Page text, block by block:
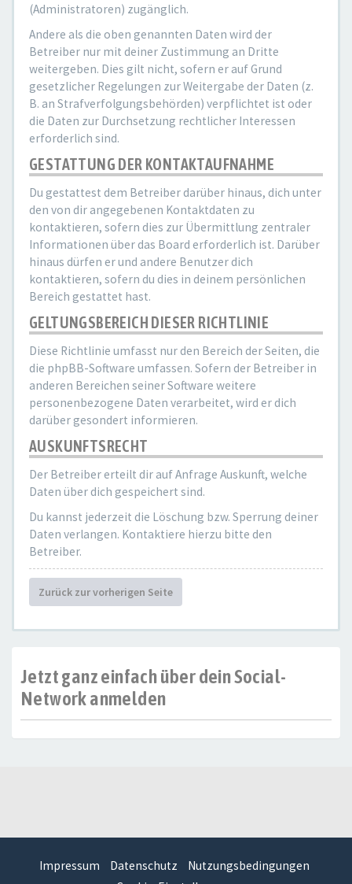
(Administratoren) zugänglich.
Andere als die oben genannten Daten wird der
Betreiber nur mit deiner Zustimmung an Dritte
weitergeben. Dies gilt nicht, sofern er auf Grund
gesetzlicher Regelungen zur Weitergabe der Daten (z.
B. an Strafverfolgungsbehörden) verpflichtet ist oder
die Daten zur Durchsetzung rechtlicher Interessen
erforderlich sind.
GESTATTUNG DER KONTAKTAUFNAHME
Du gestattest dem Betreiber darüber hinaus, dich unter
den von dir angegebenen Kontaktdaten zu
kontaktieren, sofern dies zur Übermittlung zentraler
Informationen über das Board erforderlich ist. Darüber
hinaus dürfen er und andere Benutzer dich
kontaktieren, sofern du dies in deinem persönlichen
Bereich gestattet hast.
GELTUNGSBEREICH DIESER RICHTLINIE
Diese Richtlinie umfasst nur den Bereich der Seiten, die
die phpBB-Software umfassen. Sofern der Betreiber in
anderen Bereichen seiner Software weitere
personenbezogene Daten verarbeitet, wird er dich
darüber gesondert informieren.
AUSKUNFTSRECHT
Der Betreiber erteilt dir auf Anfrage Auskunft, welche
Daten über dich gespeichert sind.
Du kannst jederzeit die Löschung bzw. Sperrung deiner
Daten verlangen. Kontaktiere hierzu bitte den
Betreiber.
Zurück zur vorherigen Seite
Jetzt ganz einfach über dein Social-
Network anmelden
Impressum Datenschutz
Nutzungsbedingungen